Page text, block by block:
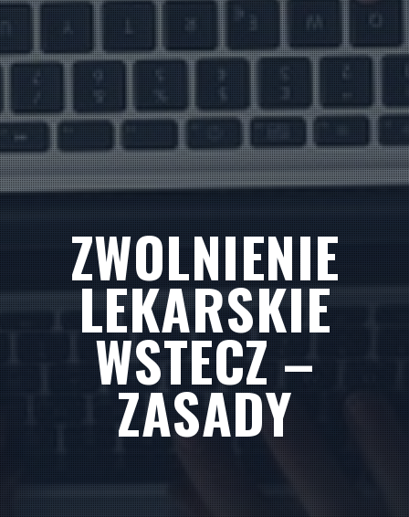
ZWOLNIENIE
LEKARSKIE
WSTECZ –
ZASADY